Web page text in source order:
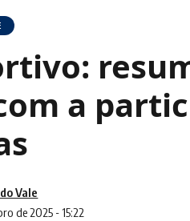
a
de 2025 - 15:22
Vale